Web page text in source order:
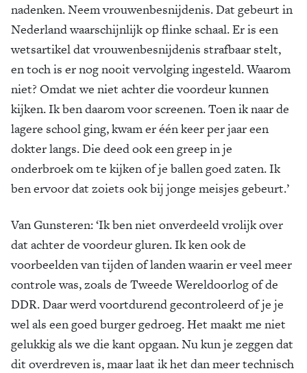
nadenken. Neem vrouwenbesnijdenis. Dat gebeurt in
Nederland waarschijnlijk op flinke schaal. Er is een
wetsartikel dat vrouwenbesnijdenis strafbaar stelt,
en toch is er nog nooit vervolging ingesteld. Waarom
niet? Omdat we niet achter die voordeur kunnen
kijken. Ik ben daarom voor screenen. Toen ik naar de
lagere school ging, kwam er één keer per jaar een
dokter langs. Die deed ook een greep in je
onderbroek om te kijken of je ballen goed zaten. Ik
ben ervoor dat zoiets ook bij jonge meisjes gebeurt.’
Van Gunsteren: ‘Ik ben niet onverdeeld vrolijk over
dat achter de voordeur gluren. Ik ken ook de
voorbeelden van tijden of landen waarin er veel meer
controle was, zoals de Tweede Wereldoorlog of de
DDR. Daar werd voortdurend gecontroleerd of je je
wel als een goed burger gedroeg. Het maakt me niet
gelukkig als we die kant opgaan. Nu kun je zeggen dat
dit overdreven is, maar laat ik het dan meer technisch